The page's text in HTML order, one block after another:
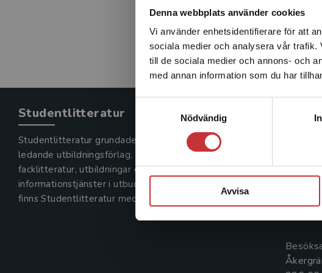
Denna webbplats använder cookies
Vi använder enhetsidentifierare för att
sociala medier och analysera vår trafik.
till de sociala medier och annons- och
med annan information som du har
Nödvändig
Avvisa
Det
enhet
Sverige.
Studentlitteratur
Studentlitteratur grundades 1963 och är idag Sveriges
ledande utbildningsförlag. Med läromedel, kurslitteratur,
facklitteratur, utbildningar och digitala
informationstjänster i utbudet,
finns Studentlitteratur med längs hela kunskapsresan.
046-
Box
221 00